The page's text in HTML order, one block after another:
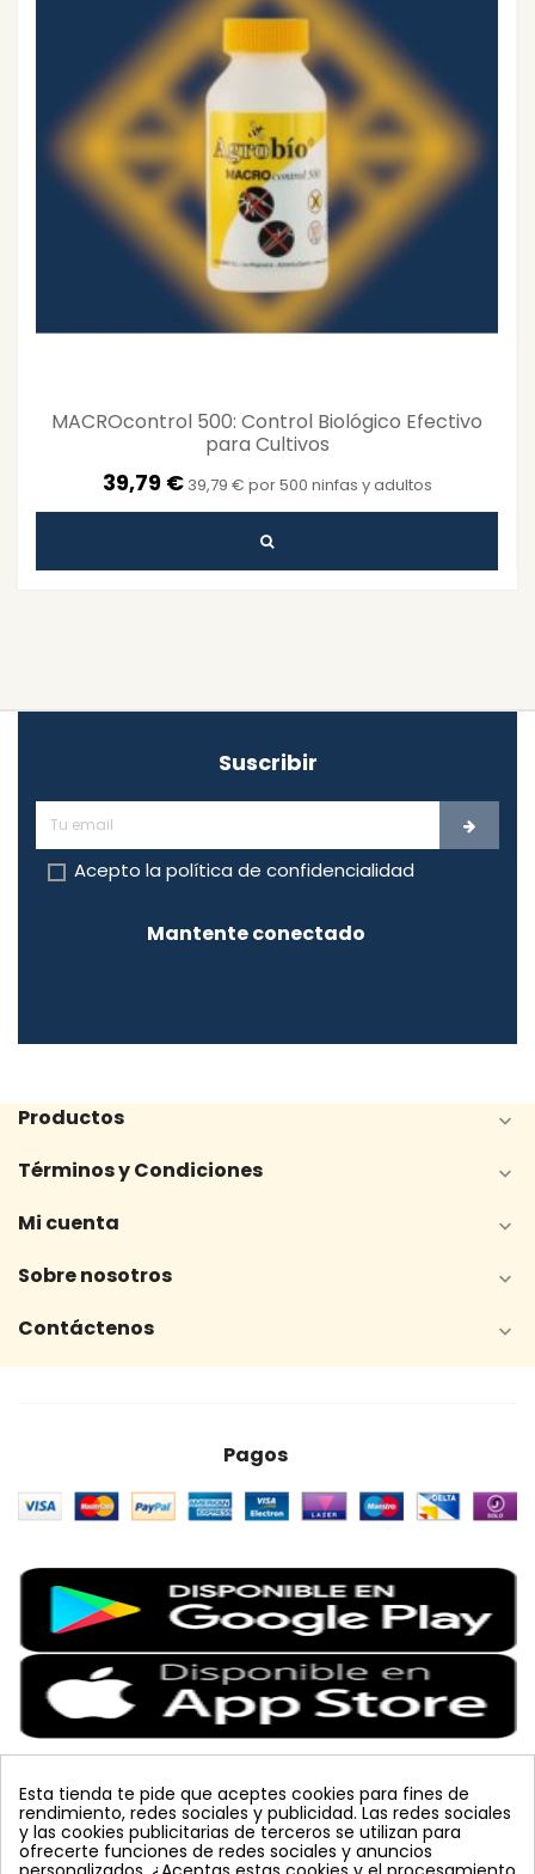
MACROcontrol 500: Control Biológico Efectivo
para Cultivos
39,79 € 39,79 € por 500 ninfas y adultos
Suscribir
Acepto la política de confidencialidad
Mantente conectado
Productos 
Términos y Condiciones 
Mi cuenta 
Sobre nosotros 
Contáctenos 
Pagos
Etiquetas Populares
Esta tienda te pide que aceptes cookies para fines de
rendimiento, redes sociales y publicidad. Las redes sociales
y las cookies publicitarias de terceros se utilizan para
ofrecerte funciones de redes sociales y anuncios